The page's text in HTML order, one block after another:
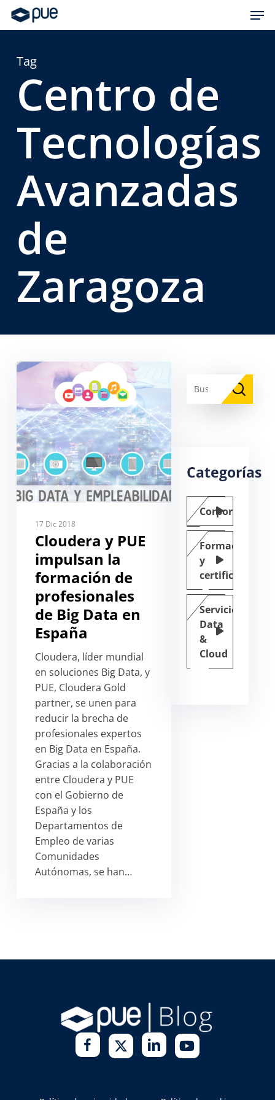
Skip
Tag
Centro de
Tecnologías
Avanzadas
de
Zaragoza
17 Dic 2018
Cloudera y PUE
impulsan la
formación de
profesionales
de Big Data en
España
Cloudera, líder mundial
en soluciones Big Data, y
PUE, Cloudera Gold
partner, se unen para
reducir la brecha de
profesionales expertos
en Big Data en España.
Gracias a la colaboración
entre Cloudera y PUE
con el Gobierno de
España y los
Departamentos de
Empleo de varias
Comunidades
Autónomas, se han…
Categorías
Corporate
Formación
y
certificación
Servicios
Data
&
Cloud